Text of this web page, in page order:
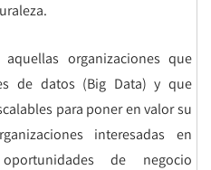
organizaciones que
de datos (Big Data) y que
para poner en valor su
interesadas en
de negocio